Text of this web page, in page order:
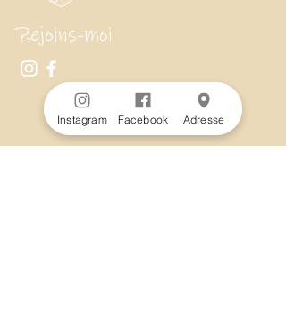
Rejoins-moi
Instagram Facebook Adresse